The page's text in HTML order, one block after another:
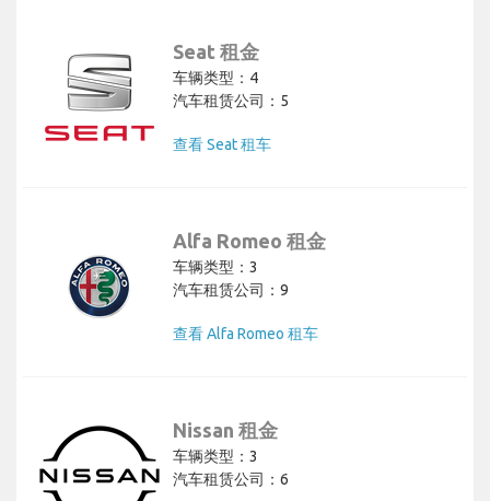
Seat 租金
车辆类型：4
汽车租赁公司：5
查看 Seat 租车
Alfa Romeo 租金
车辆类型：3
汽车租赁公司：9
查看 Alfa Romeo 租车
Nissan 租金
车辆类型：3
汽车租赁公司：6